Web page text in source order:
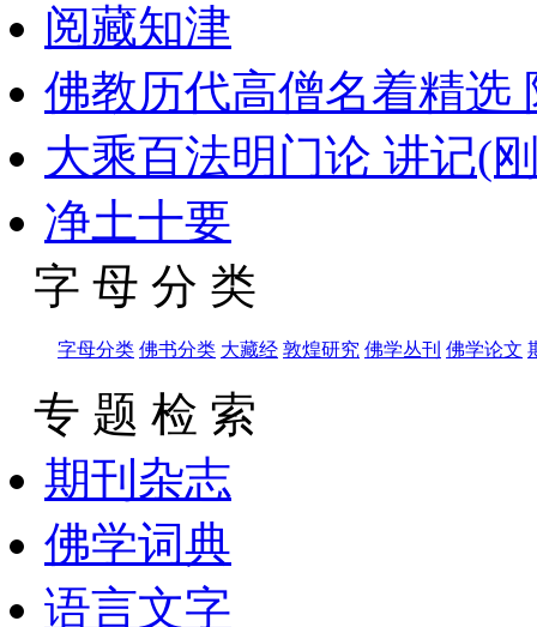
阅藏知津
佛教历代高僧名着精选
大乘百法明门论 讲记(
净土十要
字 母 分 类
字母分类 佛书分类 大藏经 敦煌研究 佛学丛刊 佛学论文
专 题 检 索
期刊杂志
佛学词典
语言文字